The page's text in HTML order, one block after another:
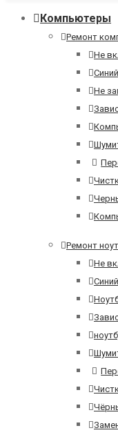
Компьютеры
Ремонт
Не
Не
Ремонт
Не